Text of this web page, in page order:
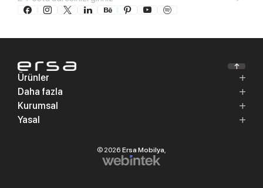
Ürünler
Daha fazla
Kurumsal
Yasal
© 2026 Ersa Mobilya,